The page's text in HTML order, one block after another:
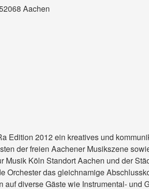
Aachen
Edition 2012 ein kreatives und
der freien Aachener Musikszene
Musik Köln Standort Aachen und der
Orchester das gleichnamige
diverse Gäste wie Instrumental- und